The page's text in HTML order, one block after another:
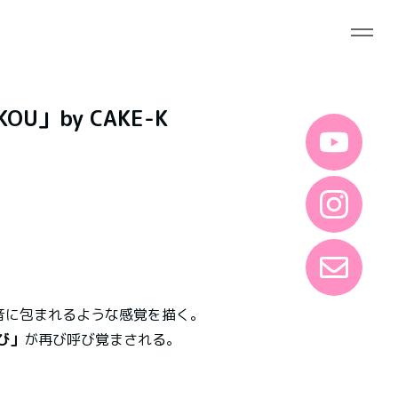
」by CAKE-K
包まれるような感覚を描く。
」 が再び呼び覚まされる。